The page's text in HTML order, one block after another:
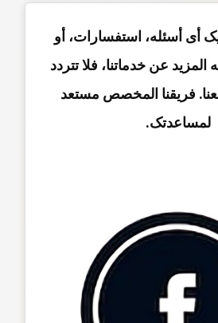
أی أسئله، استفسارات، أو
عن خدماتنا، فلا تتردد
فریقنا المخصص مستعد
لمساعدتک.